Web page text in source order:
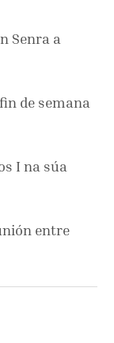
Senra a
de semana
I na súa
entre